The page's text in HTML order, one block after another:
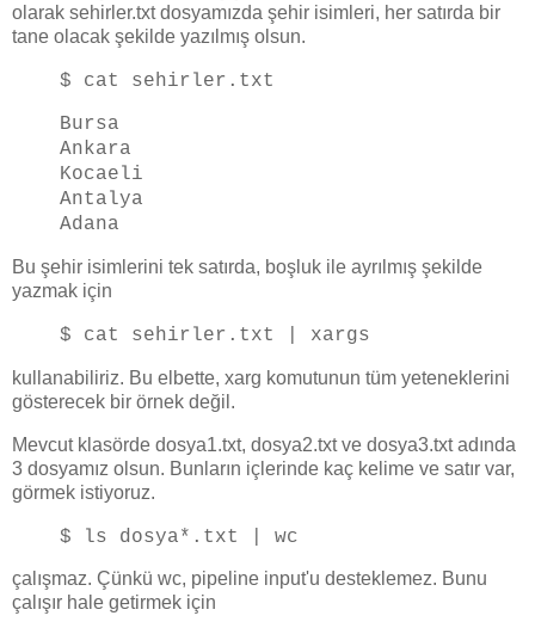
olarak sehirler.txt dosyamızda şehir isimleri, her satırda bir
tane olacak şekilde yazılmış olsun.
$ cat sehirler.txt
Bursa
Ankara
Kocaeli
Antalya
Adana
Bu şehir isimlerini tek satırda, boşluk ile ayrılmış şekilde
yazmak için
$ cat sehirler.txt | xargs
kullanabiliriz. Bu elbette, xarg komutunun tüm yeteneklerini
gösterecek bir örnek değil.
Mevcut klasörde dosya1.txt, dosya2.txt ve dosya3.txt adında
3 dosyamız olsun. Bunların içlerinde kaç kelime ve satır var,
görmek istiyoruz.
$ ls dosya*.txt | wc
çalışmaz. Çünkü wc, pipeline input'u desteklemez. Bunu
çalışır hale getirmek için